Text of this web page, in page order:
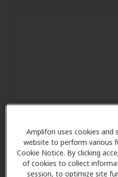
Amplifon uses cookies and
website to perform various
Cookie Notice. By clicking
of cookies to collect
session, to optimize site